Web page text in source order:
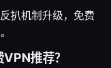
扒机制升级，免费
推荐？